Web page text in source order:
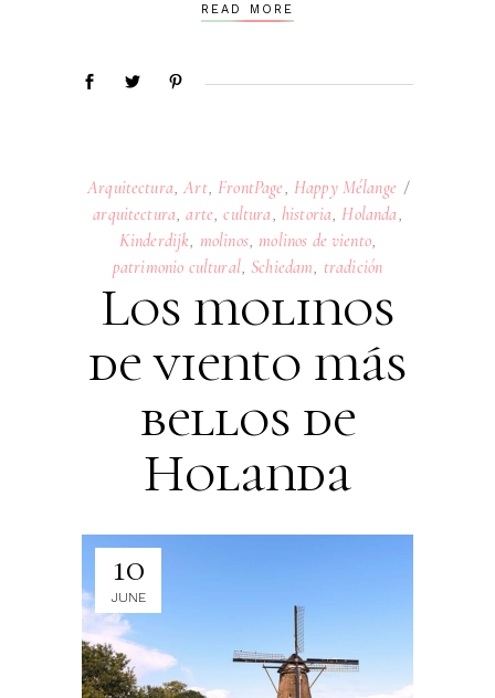
READ MORE
Arquitectura Art, FrontPage Happy Mélange
arquitectura ,arte ,cultura historia Holanda
Kinderdijk molinos, molinos de viento,
patrimonio cultural,Schiedam tradición
Los molinos
de viento más
bellos de
Holanda
10
JUNE